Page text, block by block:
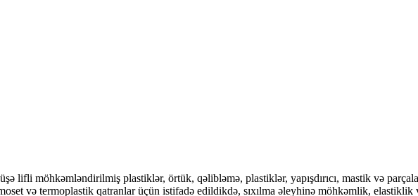
lifli möhkəmləndirilmiş plastiklər, örtük, qəlibləmə, plastiklər, yapışdırıcı, mastik və
və termoplastik qatranlar üçün istifadə edildikdə, sıxılma əleyhinə möhkəmlik,